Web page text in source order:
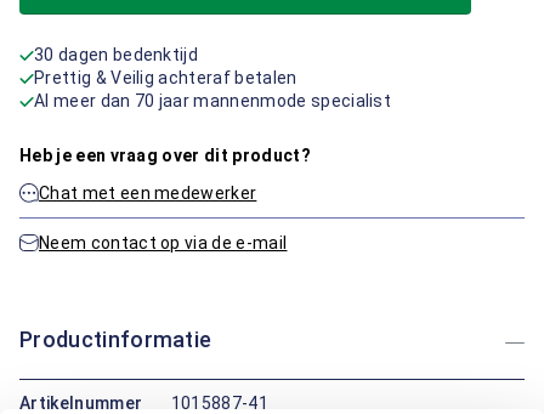
30 dagen bedenktijd
Prettig & Veilig achteraf betalen
Al meer dan 70 jaar mannenmode specialist
Heb je een vraag over dit product?
Chat met een medewerker
Neem contact op via de e-mail
Productinformatie
Artikelnummer
1015887-41